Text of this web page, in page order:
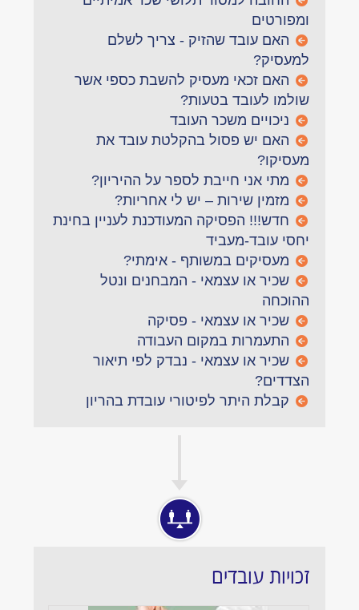
ומפורטים
האם עובד שהזיק - צריך לשלם
למעסיק?
האם זכאי מעסיק להשבת כספי אשר
שולמו לעובד בטעות?
ניכויים משכר העובד
האם יש פסול בהקלטת עובד את
מעסיקו?
מתי אני חייבת לספר על ההיריון?
מזמין שירות – יש לי אחריות?
חדש!!! הפסיקה המעודכנת לעניין בחינת
יחסי עובד-מעביד
מעסיקים במשותף - אימתי?
שכיר או עצמאי - המבחנים ונטל
ההוכחה
שכיר או עצמאי - פסיקה
התעמרות במקום העבודה
שכיר או עצמאי - נבדק לפי תיאור
הצדדים?
קבלת היתר לפיטורי עובדת בהריון
זכויות עובדים